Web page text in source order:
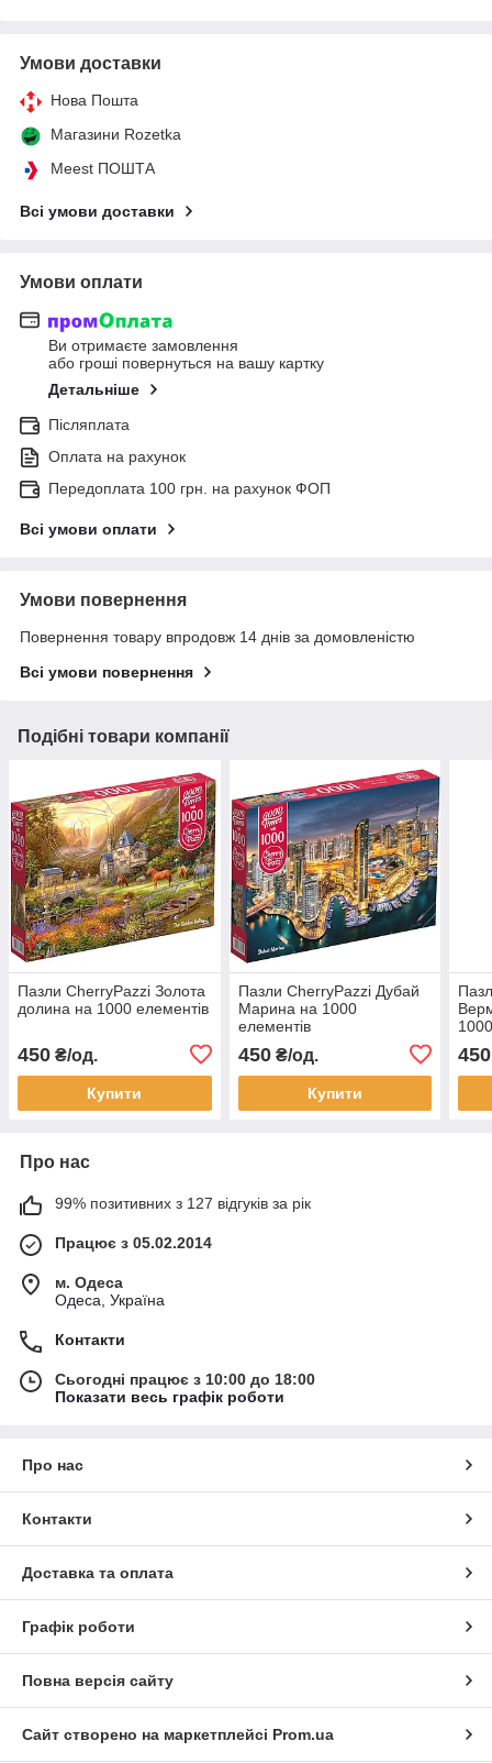
Умови доставки
Нова Пошта
Магазини Rozetka
Meest ПОШТА
Всі умови доставки
Умови оплати
Ви отримаєте замовлення
або гроші повернуться на вашу картку
Детальніше
Післяплата
Оплата на рахунок
Передоплата 100 грн. на рахунок ФОП
Всі умови оплати
Умови повернення
Повернення товару впродовж 14 днів за домовленістю
Всі умови повернення
Подібні товари компанії
Пазли CherryPazzi Золота
долина на 1000 елементів
450 ₴/од.
Купити
Пазли CherryPazzi Дубай
Марина на 1000
елементів
450₴/од.
Купити
450
Про нас
99% позитивних з 127 відгуків за рік
Працює з 05.02.2014
м. Одеса
Одеса, Україна
Контакти
Сьогодні працює з 10:00 до 18:00
Показати весь графік роботи
Про нас
Контакти
Доставка та оплата
Графік роботи
Повна версія сайту
Сайт створено на маркетплейсі Prom.ua